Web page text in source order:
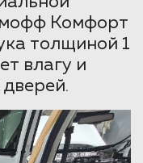
Комфорт
толщиной 1
влагу и